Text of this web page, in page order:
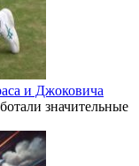
и Джоковича
значительные